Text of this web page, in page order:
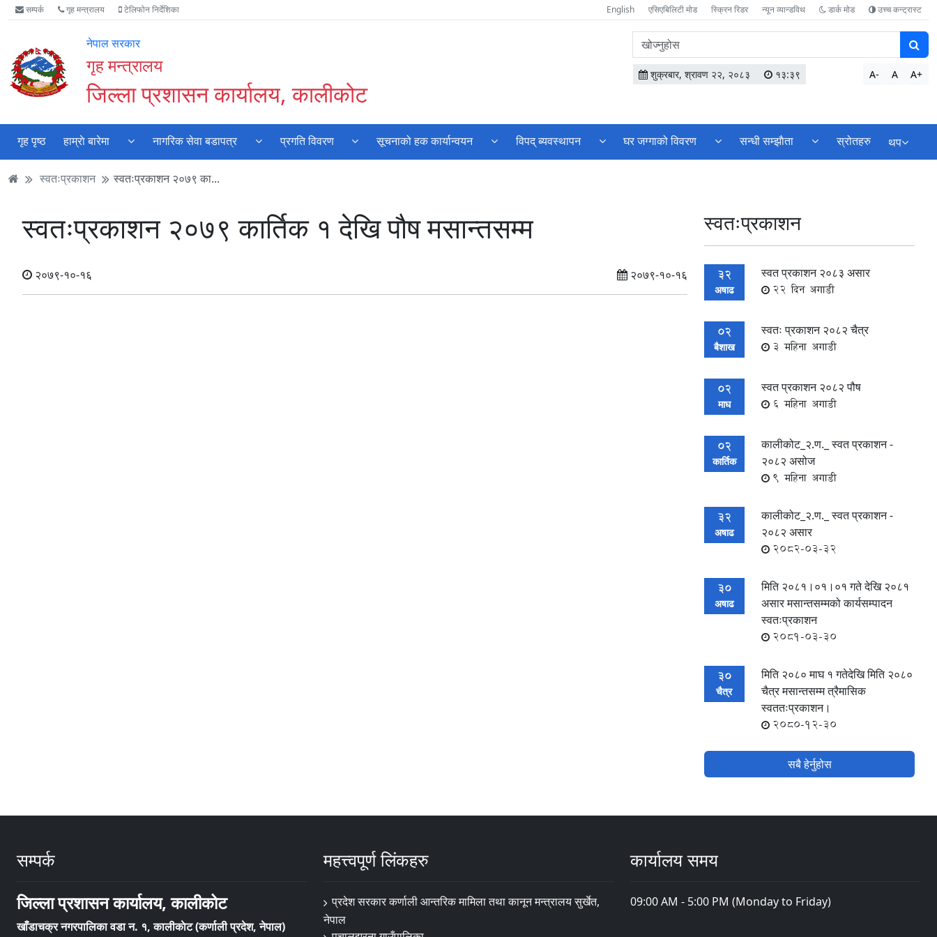
Accessibility
Mode
गर्नुहोस्
मुख्य
सामाग्री
मुख्य
नेभिगेसन
वेबसाइट
खोजमा
सम्पर्क गृह मन्त्रालय टेलिफोन निर्देशिका English एसिएबिलिटी मोड स्क्रिन रिडर न्यून व्यान्डविथ डार्क मोड उच्च कन्ट्रास्ट
नेपाल सरकार
गृह मन्त्रालय
जिल्ला प्रशासन कार्यालय, कालीकोट
वेबसाइटमा
सामग्री
खोज्नुहोस
शुक्रबार, श्रावण २२, २०८३ १३:३९ A- A A+
गृह पृष्ठ हाम्राे बारेमा नागरिक सेवा बडापत्र प्रगति विवरण सूचनाको हक कार्यान्वयन विपद् ब्यवस्थापन घर जग्गाको विवरण सन्धी सम्झाैता स्रोतहरु थप
स्वतःप्रकाशन स्वतःप्रकाशन २०७९ का...
स्वतःप्रकाशन २०७९ कार्तिक १ देखि पौष मसान्तसम्म
२०७९-१०-१६ २०७९-१०-१६
स्वतःप्रकाशन
32
अषाढ
स्वत प्रकाशन २०८३ असार
22 दिन अगाडी
02
बैशाख
स्वतः प्रकाशन २०८२ चैत्र
3 महिना अगाडी
02
माघ
स्वत प्रकाशन २०८२ पौष
6 महिना अगाडी
02
कार्तिक
कालीकोट_२.ण._ स्वत प्रकाशन -
२०८२ असोज
9 महिना अगाडी
32
अषाढ
कालीकोट_२.ण._ स्वत प्रकाशन -
२०८२ असार
2082-03-32
30
अषाढ
मिति २०८१।०१।०१ गते देखि २०८१
असार मसान्तसम्मको कार्यसम्पादन
स्वतःप्रकाशन
2081-03-30
30
चैत्र
मिति २०८० माघ १ गतेदेखि मिति २०८०
चैत्र मसान्तसम्म त्रैमासिक
स्वततःप्रकाशन।
2080-12-30
सबै हेर्नुहोस
सम्पर्क
जिल्ला प्रशासन कार्यालय, कालीकोट
खाँडाचक्र नगरपालिका वडा न‌‍. १, कालीकाेट (कर्णाली प्रदेश, नेपाल)
महत्त्वपूर्ण लिंकहरु
प्रदेश सरकार कर्णाली आन्तरिक मामिला तथा कानून मन्त्रालय सुर्खेत,
नेपाल
कार्यालय समय
09:00 AM - 5:00 PM (Monday to Friday)